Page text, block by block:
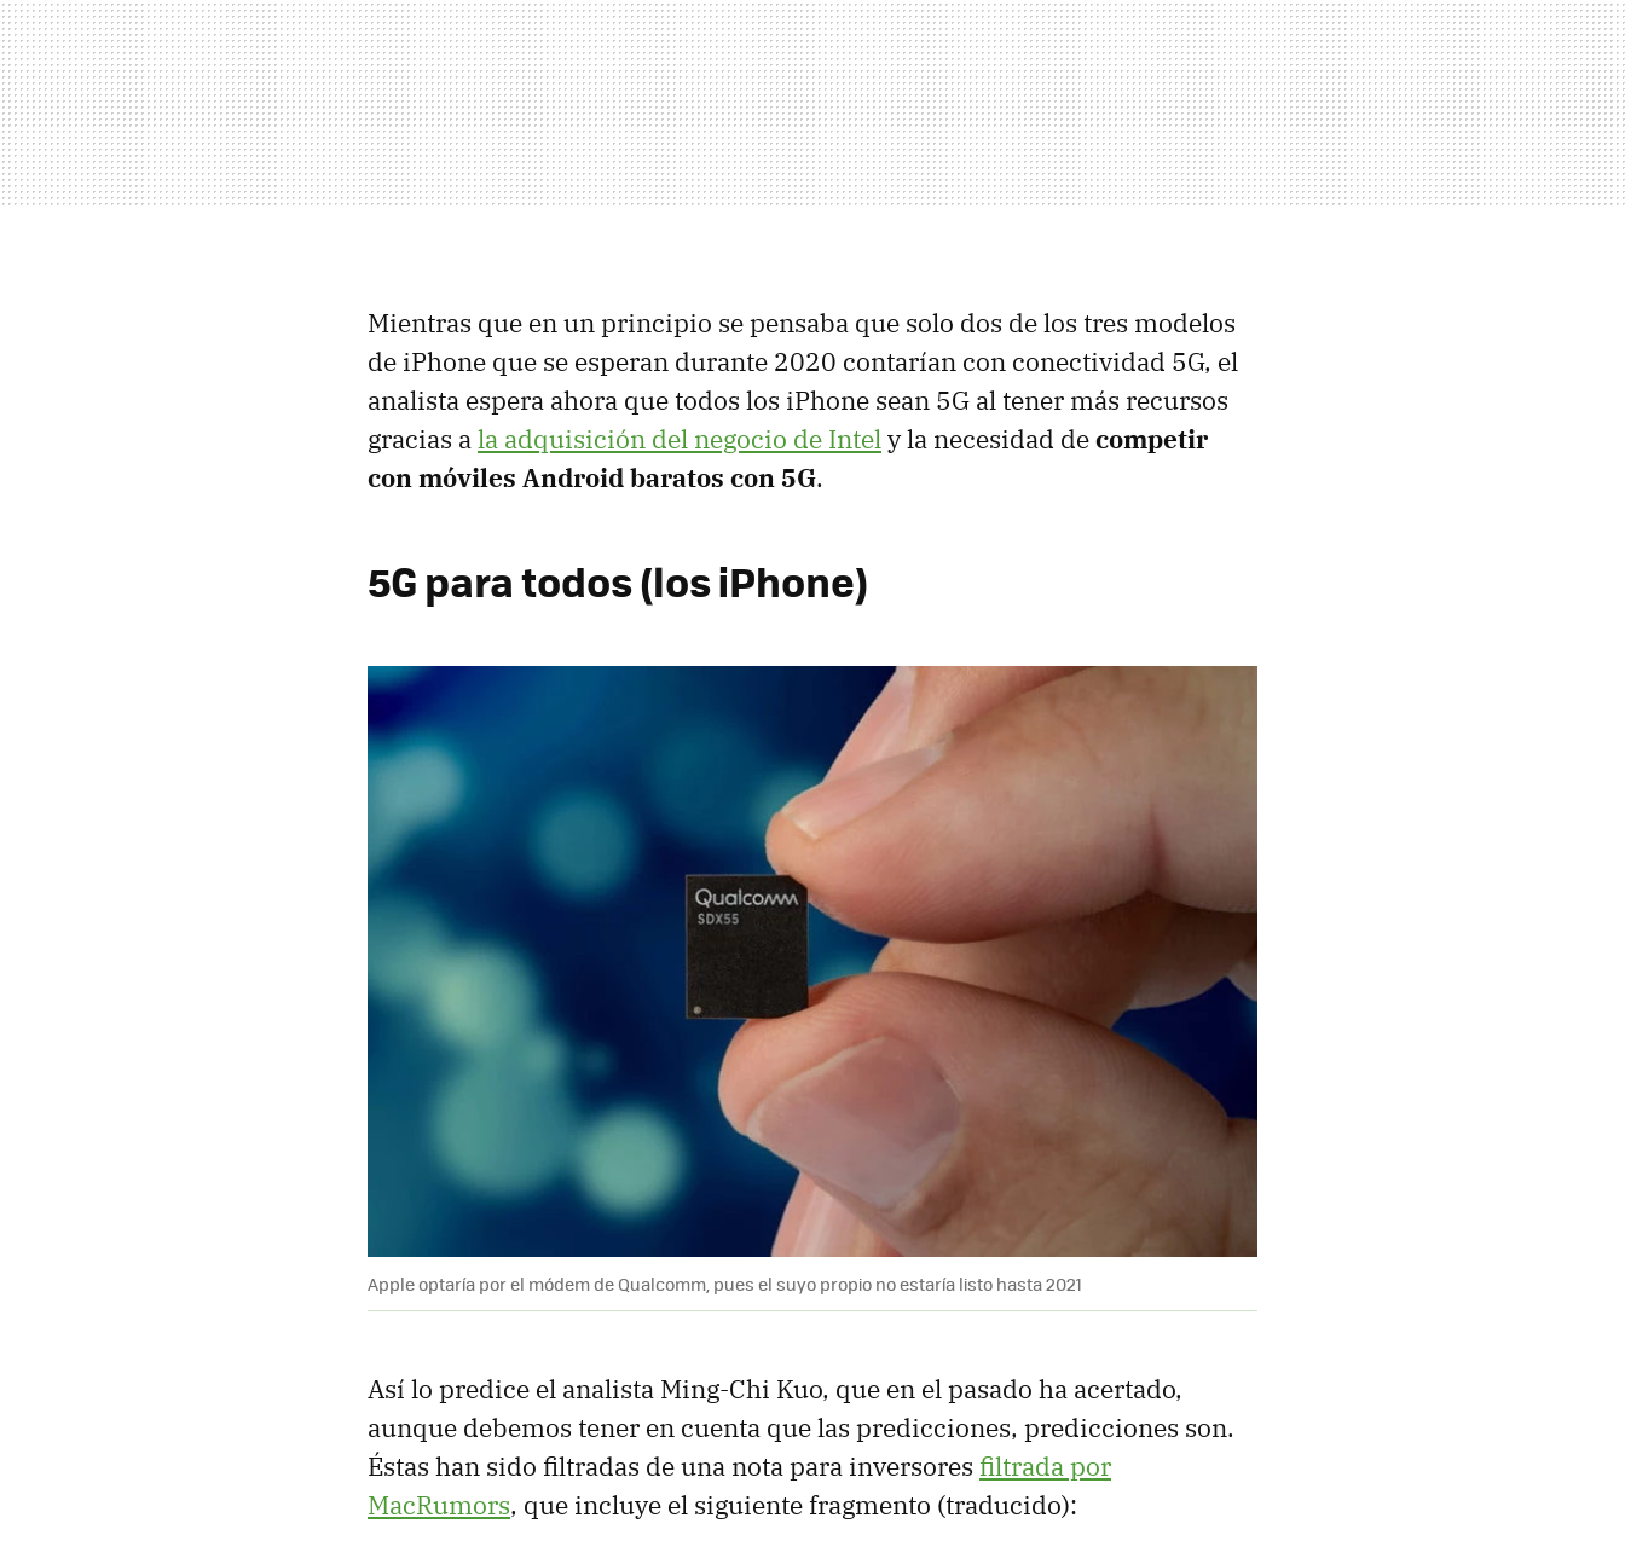
Mientras que en un principio se pensaba que solo dos de los tres modelos
de iPhone que se esperan durante 2020 contarían con conectividad 5G, el
analista espera ahora que todos los iPhone sean 5G al tener más recursos
gracias ala adquisición del negocio de Intely la necesidad decompetir
con móviles Android baratos con 5G.
5G para todos (los iPhone)
Apple optaría por el módem de Qualcomm, pues el suyo propio no estaría listo hasta 2021
Así lo predice el analista Ming-Chi Kuo, que en el pasado ha acertado,
aunque debemos tener en cuenta que las predicciones, predicciones son.
Éstas han sido filtradas de una nota para inversores filtrada por
MacRumors, que incluye el siguiente fragmento (traducido):